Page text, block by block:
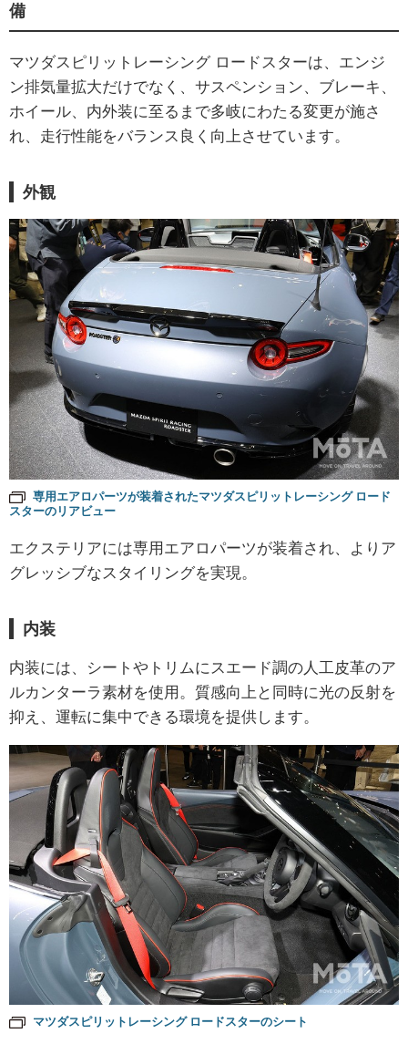
備
マツダスピリットレーシング ロードスターは、エンジ
ン排気量拡大だけでなく、サスペンション、ブレーキ、
ホイール、内外装に至るまで多岐にわたる変更が施さ
れ、走行性能をバランス良く向上させています。
外観
専用エアロパーツが装着されたマツダスピリットレーシング ロード
スターのリアビュー
エクステリアには専用エアロパーツが装着され、よりア
グレッシブなスタイリングを実現。
内装
内装には、シートやトリムにスエード調の人工皮革のア
ルカンターラ素材を使用。質感向上と同時に光の反射を
抑え、運転に集中できる環境を提供します。
マツダスピリットレーシング ロードスターのシート